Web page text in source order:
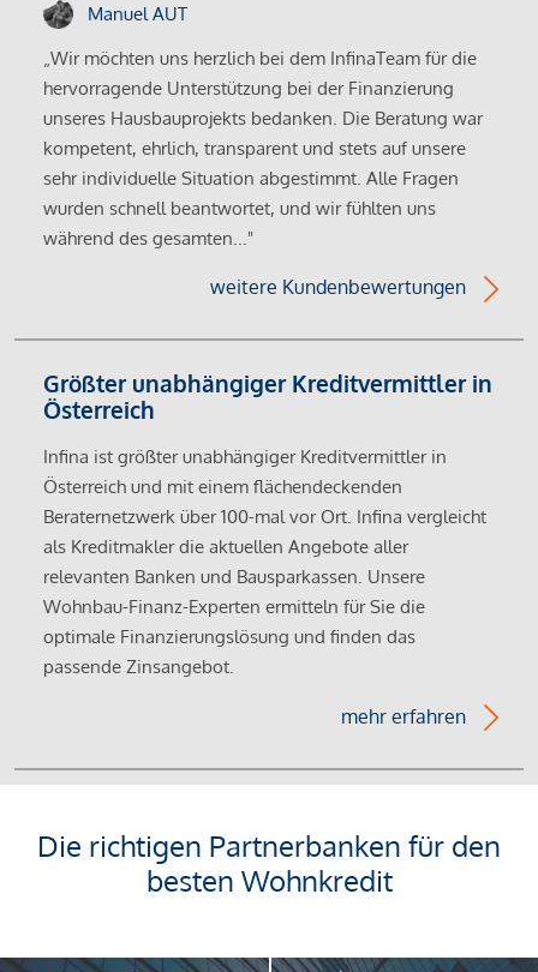
Manuel AUT
„Wir möchten uns herzlich bei dem InfinaTeam für die
hervorragende Unterstützung bei der Finanzierung
unseres Hausbauprojekts bedanken. Die Beratung war
kompetent, ehrlich, transparent und stets auf unsere
sehr individuelle Situation abgestimmt. Alle Fragen
wurden schnell beantwortet, und wir fühlten uns
während des gesamten..."
weitere Kundenbewertungen
Größter unabhängiger Kreditvermittler in
Österreich
Infina ist größter unabhängiger Kreditvermittler in
Österreich und mit einem flächendeckenden
Beraternetzwerk über 100-mal vor Ort. Infina vergleicht
als Kreditmakler die aktuellen Angebote aller
relevanten Banken und Bausparkassen. Unsere
Wohnbau-Finanz-Experten ermitteln für Sie die
optimale Finanzierungslösung und finden das
passende Zinsangebot.
mehr erfahren
Die richtigen Partnerbanken für den
besten Wohnkredit